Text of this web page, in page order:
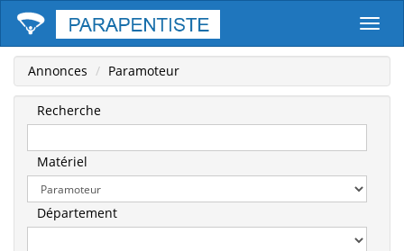
Annonces Paramoteur
Recherche
Matériel
Département